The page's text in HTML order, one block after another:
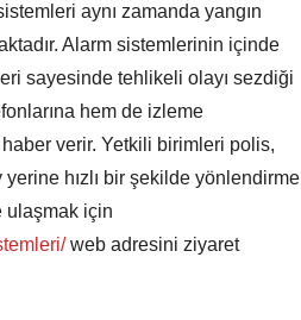
aynı zamanda yangın
Alarm sistemlerinin içinde
sayesinde tehlikeli olayı sezdiği
hem de izleme
verir. Yetkili birimleri polis,
hızlı bir şekilde yönlendirme
ulaşmak için
web adresini ziyaret